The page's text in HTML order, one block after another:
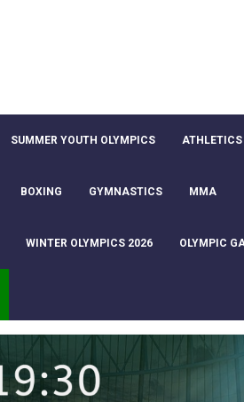
SUMMER YOUTH OLYMPICS ATHLETICS
BOXING GYMNASTICS MMA
WINTER OLYMPICS 2026 OLYMPIC